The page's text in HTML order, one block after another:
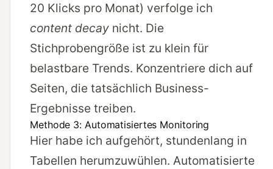
20 Klicks pro Monat) verfolge ich
content decay nicht. Die
Stichprobengröße ist zu klein für
belastbare Trends. Konzentriere dich auf
Seiten, die tatsächlich Business-
Ergebnisse treiben.
Methode 3: Automatisiertes Monitoring
Hier habe ich aufgehört, stundenlang in
Tabellen herumzuwühlen. Automatisierte